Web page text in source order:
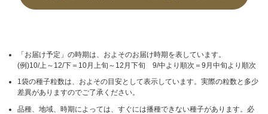
「お届け予定」の時期は、およそのお届け時期を表しています。
(例)10/上～12/下＝10月上旬～12月下旬 9/中より順次＝9月中旬より順次
1袋の種子粒数は、およその目安として表示しています。実際の粒数と多少
差異がありますのでご了承ください。
品種、地域、時期によっては、すぐには播種できない種子があります。必